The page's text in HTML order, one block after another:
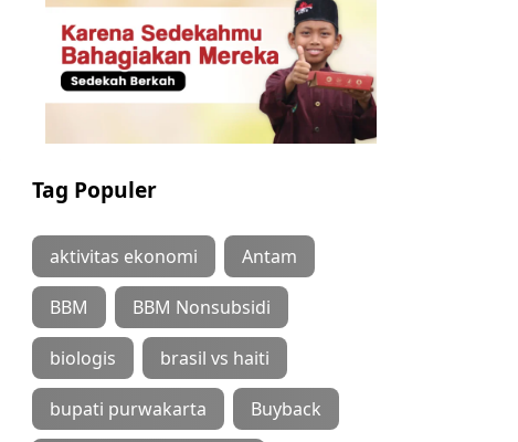
Tag Populer
aktivitas ekonomi Antam
BBM BBM Nonsubsidi
biologis brasil vs haiti
bupati purwakarta Buyback